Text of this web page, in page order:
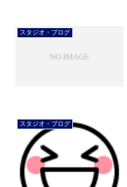
スタジオ・ブログ
スタジオ・ブログ